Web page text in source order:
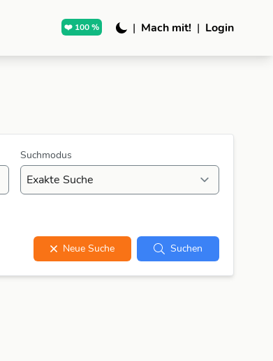
❤️ 100 % | Mach mit! | Login
Suchmodus
Neue Suche Suchen